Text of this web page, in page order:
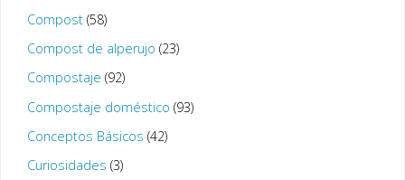
Compost(58)
Compost de alperujo (23)
Compostaje (92)
Compostaje doméstico (93)
Conceptos Básicos (42)
Curiosidades (3)